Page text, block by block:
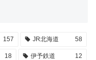
157 JR北海道 58
18 伊予鉄道 12